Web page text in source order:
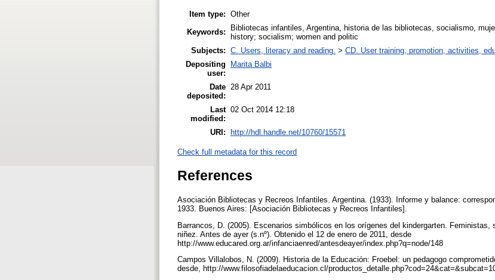
Item type: Other
Keywords:
Bibliotecas infantiles, Argentina, historia de las bibliotecas, socialismo,
history; socialism; women and politic
Subjects: C. Users, literacy and reading. > CD. User training, promotion, activities,
Depositing
user:
Marita Balbi
Date
deposited:
28 Apr 2011
Last
modified:
02 Oct 2014 12:18
URI: http://hdl.handle.net/10760/15571
Check full metadata for this record
References
Asociación Bibliotecas y Recreos Infantiles. Argentina. (1933). Informe y balance:
1933. Buenos Aires: [Asociación Bibliotecas y Recreos Infantiles].
Barrancos, D. (2005). Escenarios simbólicos en los orígenes del kindergarten.
niñez. Antes de ayer (s.nº). Obtenido el 12 de enero de 2011, desde
http://www.educared.org.ar/infanciaenred/antesdeayer/index.php?q=node/148
Campos Villalobos, N. (2009). Historia de la Educación: Froebel: un pedagogo
desde, http://www.filosofiadelaeducacion.cl/